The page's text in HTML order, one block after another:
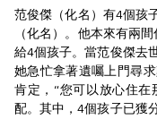
范俊傑（化名）有4個孩
（化名）。他本來有兩
給4個孩子。當范俊傑去
她急忙拿著遺囑上門尋
肯定，“您可以放心住
配。其中，4個孩子已獲